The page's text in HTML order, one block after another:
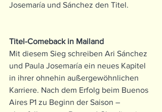
Josemaría und Sánchez den Titel.
Titel-Comeback in Mailand
Mit diesem Sieg schreiben Ari Sánchez
und Paula Josemaría ein neues Kapitel
in ihrer ohnehin außergewöhnlichen
Karriere. Nach dem Erfolg beim Buenos
Aires P1 zu Beginn der Saison –